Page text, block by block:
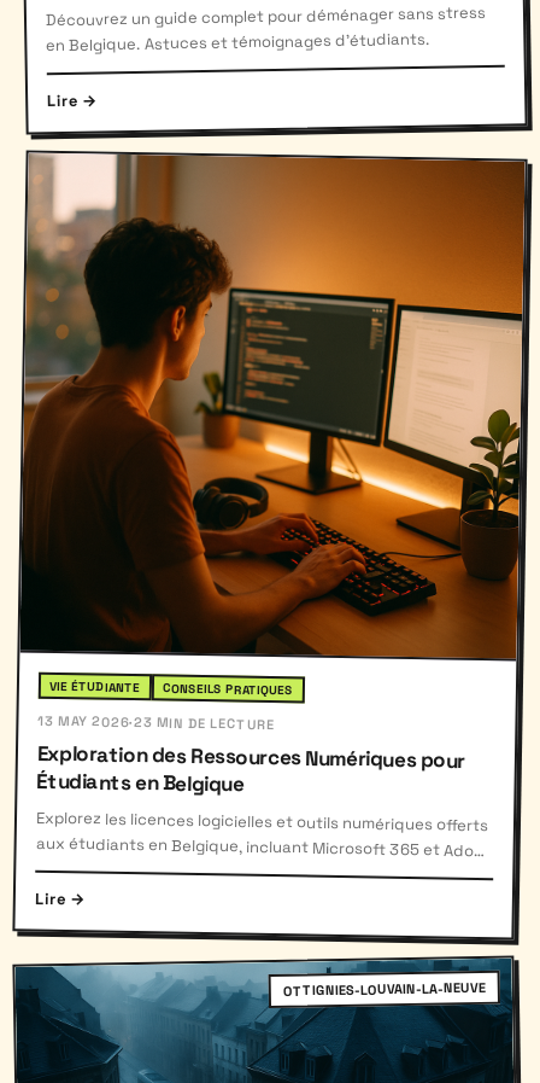
Découvrez un guide complet pour déménager sans stress
en Belgique. Astuces et témoignages d'étudiants.
Lire →
VIE ÉTUDIANTE CONSEILS PRATIQUES
13 MAY 2026·23 MIN DE LECTURE
Exploration des Ressources Numériques pour
Étudiants en Belgique
Explorez les licences logicielles et outils numériques offerts
aux étudiants en Belgique, incluant Microsoft 365 et Adobe
CC.
Lire →
OTTIGNIES-LOUVAIN-LA-NEUVE